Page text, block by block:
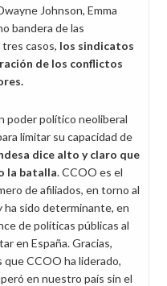
Johnson, Emma
bandera de las
casos, los sindicatos
de los conflictos
poder político neoliberal
limitar su capacidad de
dice alto y claro que
la batalla. CCOO es el
de afiliados, en torno al
ha sido determinante, en
de políticas públicas al
en España. Gracias,
CCOO ha liderado,
en nuestro país sin el